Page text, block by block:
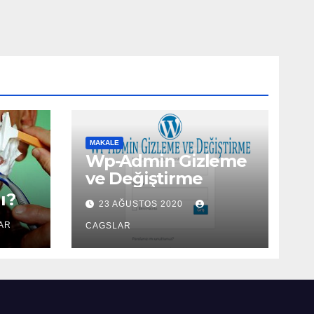
MAKALE
Wp-Admin Gizleme
ve Değiştirme
23 AĞUSTOS 2020
CAGSLAR